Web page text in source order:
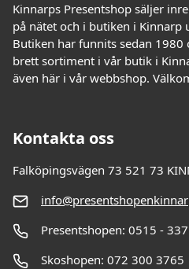
Kinnarps Presentshop säljer
på nätet och i butiken i Kinnarp
Butiken har funnits sedan
brett sortiment i vår butik i
även här i vår webbshop.
Kontakta oss
Falköpingsvägen 73 521 73
Presentshopen: 0515 -
Skoshopen: 072 300 3765